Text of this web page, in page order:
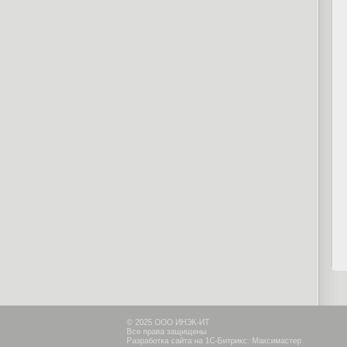
© 2025 ООО ИНЭК-ИТ
Все права защищены
Разработка сайта на 1С-Битрикс: Максимастер